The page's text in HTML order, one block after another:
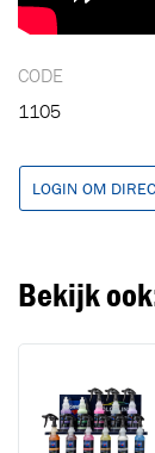
CODE
1105
LOGIN OM
Bekijk